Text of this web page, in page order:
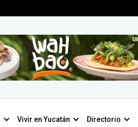
Vivir en Yucatán Directorio